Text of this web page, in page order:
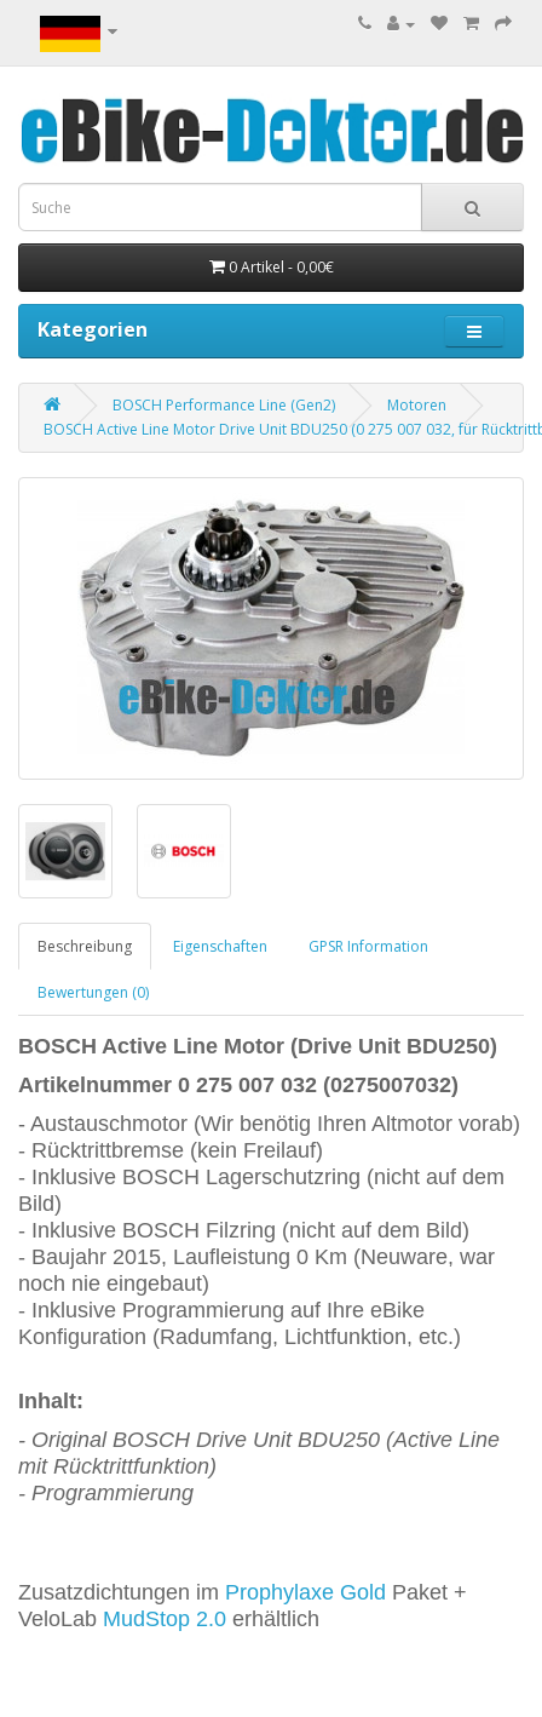
0 Artikel - 0,00€
Kategorien
BOSCH Performance Line (Gen2)
Motoren
BOSCH Active Line Motor Drive Unit BDU250 (0 275 007 032, für
Beschreibung Eigenschaften GPSR Information
Bewertungen (0)
BOSCH Active Line Motor (Drive Unit BDU250)
Artikelnummer 0 275 007 032 (0275007032)
- Austauschmotor (Wir benötig Ihren Altmotor vorab)
- Rücktrittbremse (kein Freilauf)
- Inklusive BOSCH Lagerschutzring (nicht auf dem
Bild)
- Inklusive BOSCH Filzring (nicht auf dem Bild)
- Baujahr 2015, Laufleistung 0 Km (Neuware, war
noch nie eingebaut)
- Inklusive Programmierung auf Ihre eBike
Konfiguration (Radumfang, Lichtfunktion, etc.)
Inhalt:
- Original BOSCH Drive Unit BDU250 (Active Line
mit Rücktrittfunktion)
- Programmierung
Zusatzdichtungen im Prophylaxe Gold Paket +
VeloLab MudStop 2.0 erhältlich